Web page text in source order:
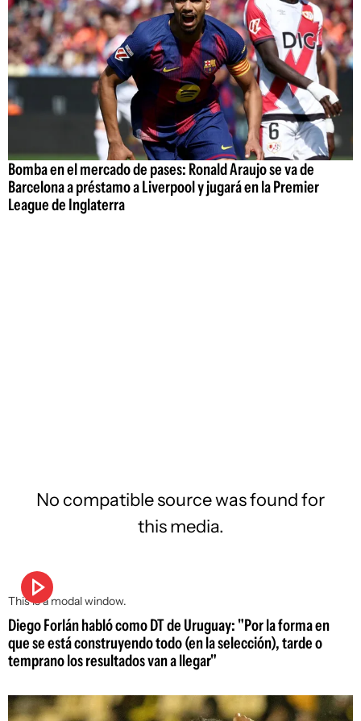
Bomba en el mercado de pases: Ronald Araujo se va de
Barcelona a préstamo a Liverpool y jugará en la Premier
League de Inglaterra
This is a modal window.
No compatible source was found for
this media.
Diego Forlán habló como DT de Uruguay: "Por la forma en
que se está construyendo todo (en la selección), tarde o
temprano los resultados van a llegar"